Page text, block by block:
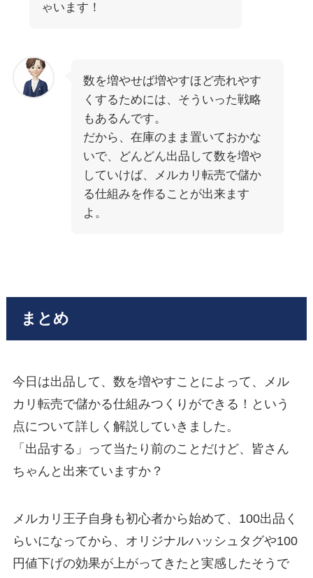
ゃいます！
数を増やせば増やすほど売れやす
くするためには、そういった戦略
もあるんです。
だから、在庫のまま置いておかな
いで、どんどん出品して数を増や
していけば、メルカリ転売で儲か
る仕組みを作ることが出来ます
よ。
まとめ
今日は出品して、数を増やすことによって、メル
カリ転売で儲かる仕組みつくりができる！という
点について詳しく解説していきました。
「出品する」って当たり前のことだけど、皆さん
ちゃんと出来ていますか？
メルカリ王子自身も初心者から始めて、100出品く
らいになってから、オリジナルハッシュタグや100
円値下げの効果が上がってきたと実感したそうで